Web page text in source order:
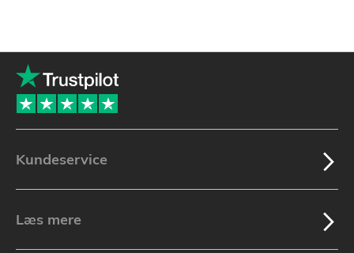
Kundeservice
Læs mere